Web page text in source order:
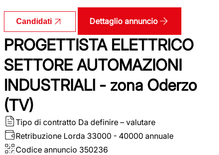
Candidati Dettaglio annuncio
PROGETTISTA ELETTRICO
SETTORE AUTOMAZIONI
INDUSTRIALI - zona Oderzo
(TV)
Tipo di contratto Da definire – valutare
Retribuzione Lorda 33000 - 40000 annuale
Codice annuncio 350236